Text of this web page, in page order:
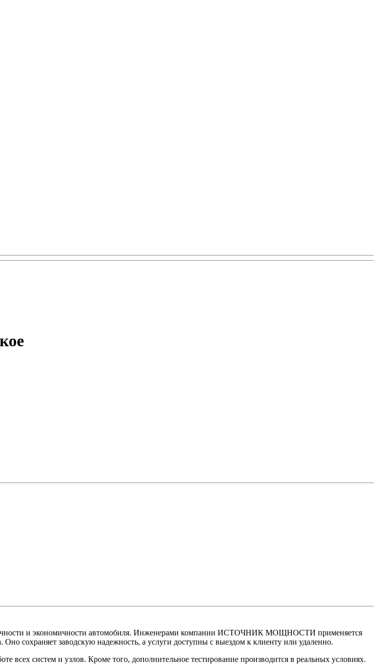
и экономичности автомобиля. Инженерами компании ИСТОЧНИК МОЩНОСТИ применяется
сохраняет заводскую надежность, а услуги доступны с выездом к клиенту или удаленно.
всех систем и узлов. Кроме того, дополнительное тестирование производится в реальных условиях.